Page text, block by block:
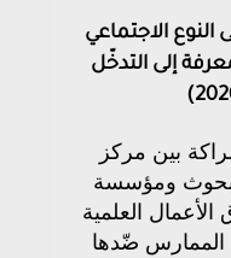
النوع الاجتماعي
إلى التدخّل
بين مركز
ومؤسسة
العلمية
الممارس ضّدها